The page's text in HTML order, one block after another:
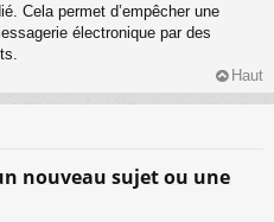
Cela permet d’empêcher une
électronique par des
Haut
nouveau sujet ou une